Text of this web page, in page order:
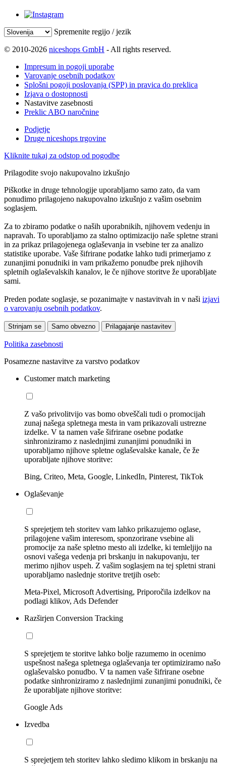
Spremenite regijo / jezik
© 2010-2026 niceshops GmbH - All rights reserved.
Impresum in pogoji uporabe
Varovanje osebnih podatkov
Splošni pogoji poslovanja (SPP) in pravica do preklica
Izjava o dostopnosti
Nastavitve zasebnosti
Preklic ABO naročnine
Podjetje
Druge niceshops trgovine
Kliknite tukaj za odstop od pogodbe
Prilagodite svojo nakupovalno izkušnjo
Piškotke in druge tehnologije uporabljamo samo zato, da vam
ponudimo prilagojeno nakupovalno izkušnjo z vašim osebnim
soglasjem.
Za to zbiramo podatke o naših uporabnikih, njihovem vedenju in
napravah. To uporabljamo za stalno optimizacijo naše spletne strani
in za prikaz prilagojenega oglaševanja in vsebine ter za analizo
statistike uporabe. Vaše šifrirane podatke lahko tudi primerjamo z
zunanjimi ponudniki in vam prikažemo ponudbe prek njihovih
spletnih oglaševalskih kanalov, le če njihove storitve že uporabljate
sami.
Preden podate soglasje, se pozanimajte v nastavitvah in v naši izjavi
o varovanju osebnih podatkov.
Strinjam se Samo obvezno Prilagajanje nastavitev
Politika zasebnosti
Posamezne nastavitve za varstvo podatkov
Customer match marketing
Z vašo privolitvijo vas bomo obveščali tudi o promocijah
zunaj našega spletnega mesta in vam prikazovali ustrezne
izdelke. V ta namen vaše šifrirane osebne podatke
sinhroniziramo z naslednjimi zunanjimi ponudniki in
uporabljamo njihove spletne oglaševalske kanale, če že
uporabljate njihove storitve:
Bing, Criteo, Meta, Google, LinkedIn, Pinterest, TikTok
Oglaševanje
S sprejetjem teh storitev vam lahko prikazujemo oglase,
prilagojene vašim interesom, sponzorirane vsebine ali
promocije za naše spletno mesto ali izdelke, ki temleljijo na
osnovi vašega vedenja pri brskanju in nakupovanju, ter
merimo njihov uspeh. Z vašim soglasjem na tej spletni strani
uporabljamo naslednje storitve tretjih oseb:
Meta-Pixel, Microsoft Advertising, Priporočila izdelkov na
podlagi klikov, Ads Defender
Razširjen Conversion Tracking
S sprejetjem te storitve lahko bolje razumemo in ocenimo
uspešnost našega spletnega oglaševanja ter optimiziramo našo
oglaševalsko ponudbo. V ta namen vaše šifrirane osebne
podatke sinhroniziramo z naslednjimi zunanjimi ponudniki, če
že uporabljate njihove storitve:
Google Ads
Izvedba
S sprejetjem teh storitev lahko sledimo klikom in brskanju na